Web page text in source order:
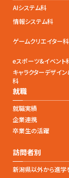
AIシステム科
情報システム科
ゲームクリエイター科
eスポーツ&イベント
キャラクターデザイ
科
就職
就職実績
企業連携
卒業生の活躍
訪問者別
新潟県以外から進学